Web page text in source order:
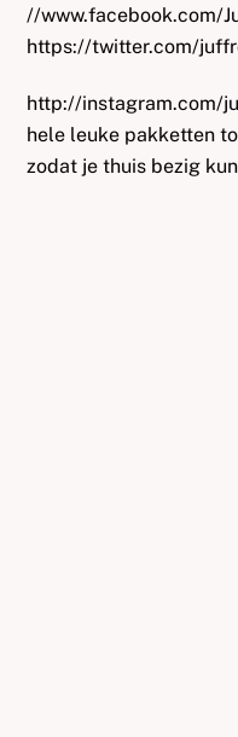
//www.facebook.com/
https://twitter.com/
http://instagram.com/
hele leuke pakketten
zodat je thuis bezig